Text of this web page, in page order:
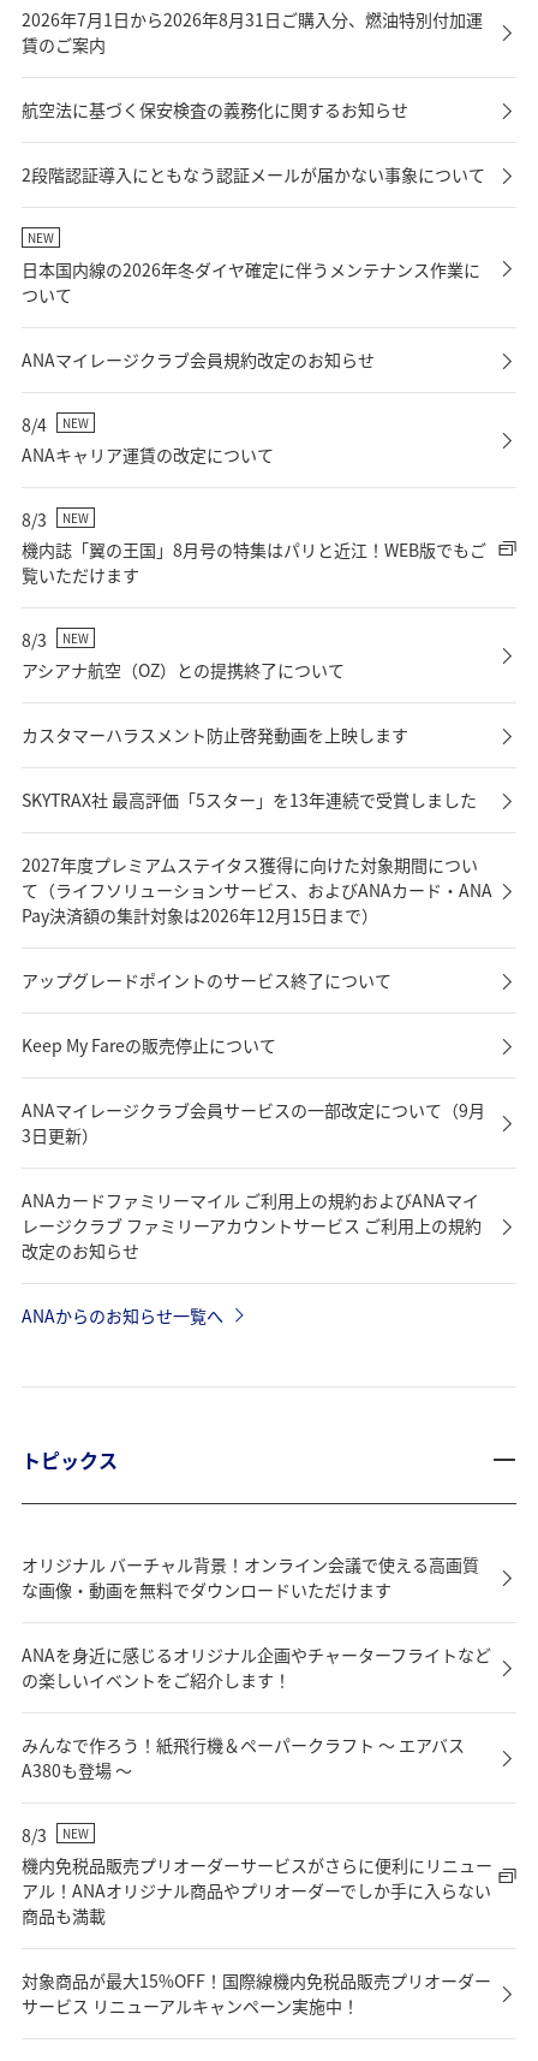
2026年7月1日から2026年8月31日ご購入分、燃油特別付加運
賃のご案内
航空法に基づく保安検査の義務化に関するお知らせ
2段階認証導入にともなう認証メールが届かない事象について
NEW
日本国内線の2026年冬ダイヤ確定に伴うメンテナンス作業に
ついて
ANAマイレージクラブ会員規約改定のお知らせ
8/4 NEW
ANAキャリア運賃の改定について
8/3 NEW
機内誌「翼の王国」8月号の特集はパリと近江！WEB版でもご
覧いただけます
8/3 NEW
アシアナ航空（OZ）との提携終了について
カスタマーハラスメント防止啓発動画を上映します
SKYTRAX社 最高評価「5スター」を13年連続で受賞しました
2027年度プレミアムステイタス獲得に向けた対象期間につい
て（ライフソリューションサービス、およびANAカード・ANA
Pay決済額の集計対象は2026年12月15日まで）
アップグレードポイントのサービス終了について
Keep My Fareの販売停止について
ANAマイレージクラブ会員サービスの一部改定について（9月
3日更新）
ANAカードファミリーマイル ご利用上の規約およびANAマイ
レージクラブ ファミリーアカウントサービス ご利用上の規約
改定のお知らせ
ANAからのお知らせ一覧へ
トピックス
オリジナル バーチャル背景！オンライン会議で使える高画質
な画像・動画を無料でダウンロードいただけます
ANAを身近に感じるオリジナル企画やチャーターフライトなど
の楽しいイベントをご紹介します！
みんなで作ろう！紙飛行機＆ペーパークラフト ～ エアバス
A380も登場 ～
8/3 NEW
機内免税品販売プリオーダーサービスがさらに便利にリニュー
アル！ANAオリジナル商品やプリオーダーでしか手に入らない
商品も満載
対象商品が最大15%OFF！国際線機内免税品販売プリオーダー
サービス リニューアルキャンペーン実施中！